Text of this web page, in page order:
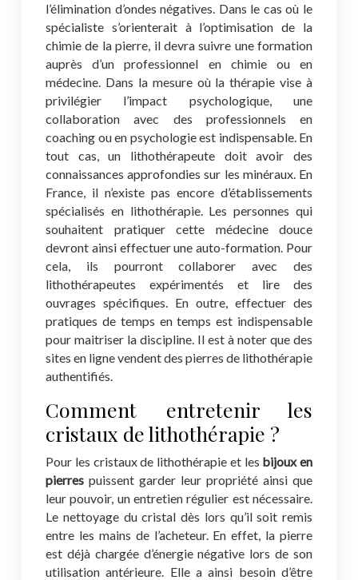
l’élimination d’ondes négatives. Dans le cas où le
spécialiste s’orienterait à l’optimisation de la
chimie de la pierre, il devra suivre une formation
auprès d’un professionnel en chimie ou en
médecine. Dans la mesure où la thérapie vise à
privilégier l’impact psychologique, une
collaboration avec des professionnels en
coaching ou en psychologie est indispensable. En
tout cas, un lithothérapeute doit avoir des
connaissances approfondies sur les minéraux. En
France, il n’existe pas encore d’établissements
spécialisés en lithothérapie. Les personnes qui
souhaitent pratiquer cette médecine douce
devront ainsi effectuer une auto-formation. Pour
cela, ils pourront collaborer avec des
lithothérapeutes expérimentés et lire des
ouvrages spécifiques. En outre, effectuer des
pratiques de temps en temps est indispensable
pour maitriser la discipline. Il est à noter que des
sites en ligne vendent des pierres de lithothérapie
authentifiés.
Comment entretenir les
cristaux de lithothérapie ?
Pour les cristaux de lithothérapie et les bijoux en
pierres puissent garder leur propriété ainsi que
leur pouvoir, un entretien régulier est nécessaire.
Le nettoyage du cristal dès lors qu’il soit remis
entre les mains de l’acheteur. En effet, la pierre
est déjà chargée d’énergie négative lors de son
utilisation antérieure. Elle a ainsi besoin d’être